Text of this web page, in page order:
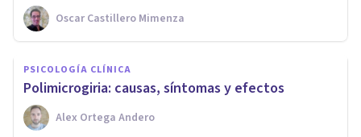
Oscar Castillero Mimenza
PSICOLOGÍA CLÍNICA
Polimicrogiria: causas, síntomas y efectos
Alex Ortega Andero
Los 6 principales tipos de
enfermedades autoinmunes